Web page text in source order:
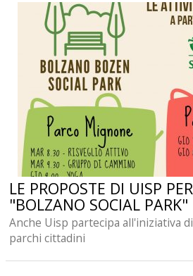
LE PROPOSTE DI UISP
"BOLZANO SOCIAL PARK"
Anche Uisp partecipa all'iniziativa
parchi cittadini